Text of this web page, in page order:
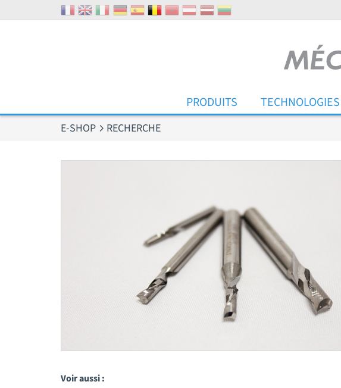
PRODUITS TECHNOLOGIES
E-SHOP RECHERCHE
Voir aussi :
Panneau de gestion des cookies